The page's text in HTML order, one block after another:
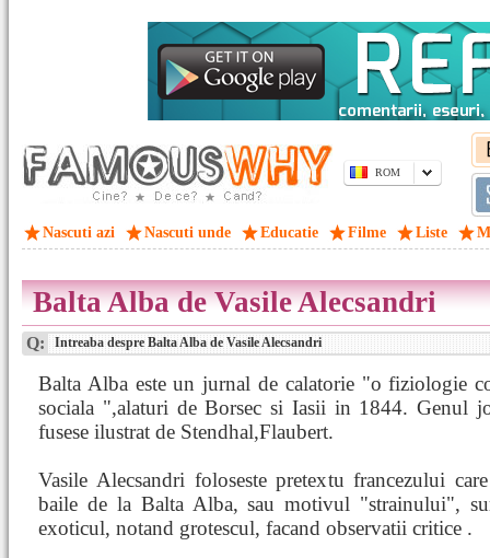
ROM
Nascuti azi Nascuti unde Educatie Filme Liste
Balta Alba de Vasile Alecsandri
Q: Intreaba despre Balta Alba de Vasile Alecsandri
Balta Alba este un jurnal de calatorie "o fiziologie
sociala ",alaturi de Borsec si Iasii in 1844. Genul
fusese ilustrat de Stendhal,Flaubert.
Vasile Alecsandri foloseste pretextu francezului
baile de la Balta Alba, sau motivul "strainului",
exoticul, notand grotescul, facand observatii critice .